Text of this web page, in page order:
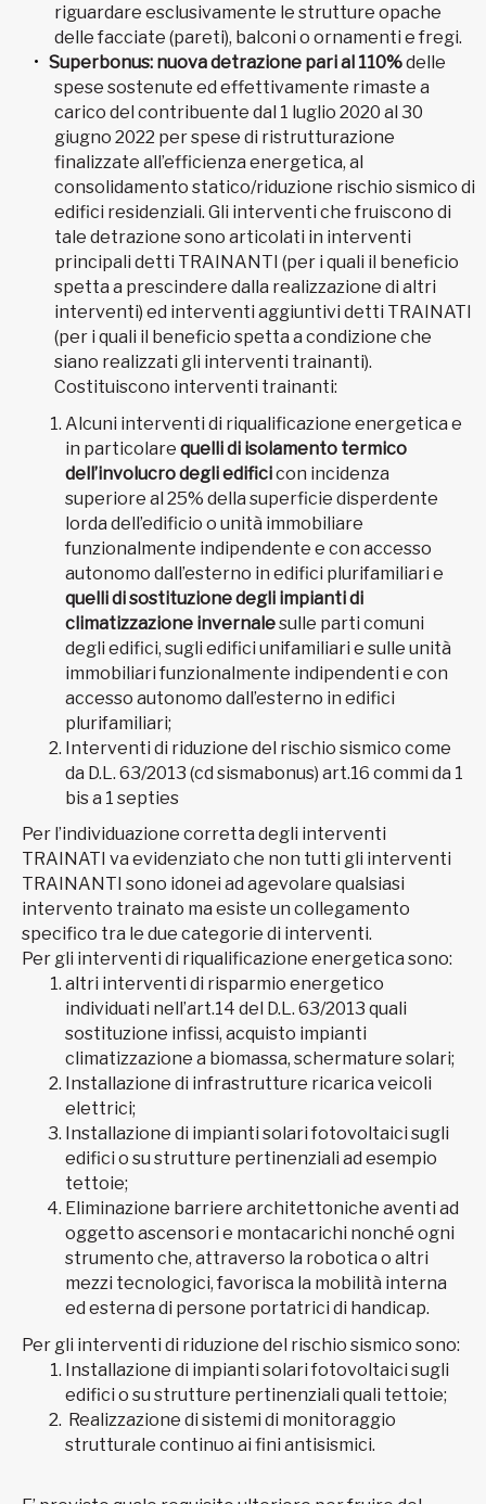
riguardare esclusivamente le strutture opache
delle facciate (pareti), balconi o ornamenti e fregi.
Superbonus: nuova detrazione pari al 110%delle
spese sostenute ed effettivamente rimaste a
carico del contribuente dal 1 luglio 2020 al 30
giugno 2022 per spese di ristrutturazione
finalizzate all’efficienza energetica, al
consolidamento statico/riduzione rischio sismico di
edifici residenziali. Gli interventi che fruiscono di
tale detrazione sono articolati in interventi
principali detti TRAINANTI (per i quali il beneficio
spetta a prescindere dalla realizzazione di altri
interventi) ed interventi aggiuntivi detti TRAINATI
(per i quali il beneficio spetta a condizione che
siano realizzati gli interventi trainanti).
Costituiscono interventi trainanti:
Alcuni interventi di riqualificazione energetica e
in particolare quelli di isolamento termico
dell’involucro degli edificicon incidenza
superiore al 25% della superficie disperdente
lorda dell’edificio o unità immobiliare
funzionalmente indipendente e con accesso
autonomo dall’esterno in edifici plurifamiliari e
quelli di sostituzione degli impianti di
climatizzazione invernalesulle parti comuni
degli edifici, sugli edifici unifamiliari e sulle unità
immobiliari funzionalmente indipendenti e con
accesso autonomo dall’esterno in edifici
plurifamiliari;
Interventi di riduzione del rischio sismico come
da D.L. 63/2013 (cd sismabonus) art.16 commi da 1
bis a 1 septies
Per l’individuazione corretta degli interventi
TRAINATI va evidenziato che non tutti gli interventi
TRAINANTI sono idonei ad agevolare qualsiasi
intervento trainato ma esiste un collegamento
specifico tra le due categorie di interventi.
Per gli interventi di riqualificazione energetica sono:
altri interventi di risparmio energetico
individuati nell’art.14 del D.L. 63/2013 quali
sostituzione infissi, acquisto impianti
climatizzazione a biomassa, schermature solari;
Installazione di infrastrutture ricarica veicoli
elettrici;
Installazione di impianti solari fotovoltaici sugli
edifici o su strutture pertinenziali ad esempio
tettoie;
Eliminazione barriere architettoniche aventi ad
oggetto ascensori e montacarichi nonché ogni
strumento che, attraverso la robotica o altri
mezzi tecnologici, favorisca la mobilità interna
ed esterna di persone portatrici di handicap.
Per gli interventi di riduzione del rischio sismico sono:
Installazione di impianti solari fotovoltaici sugli
edifici o su strutture pertinenziali quali tettoie;
Realizzazione di sistemi di monitoraggio
strutturale continuo ai fini antisismici.